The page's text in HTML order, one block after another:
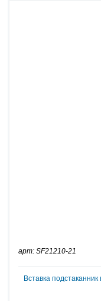
арт: SF21210-21
Вставка